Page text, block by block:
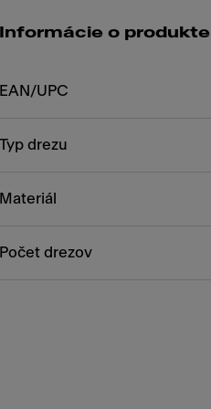
Informácie o produkte
EAN/UPC
Typ drezu
Materiál
Počet drezov